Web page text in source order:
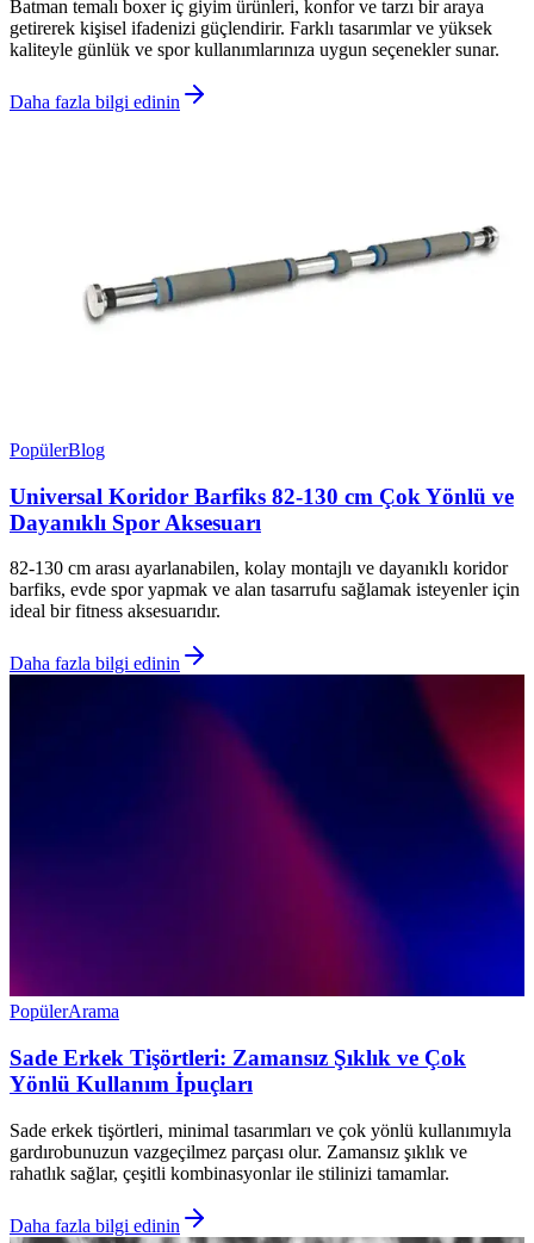
Batman temalı boxer iç giyim ürünleri, konfor ve tarzı bir araya
getirerek kişisel ifadenizi güçlendirir. Farklı tasarımlar ve yüksek
kaliteyle günlük ve spor kullanımlarınıza uygun seçenekler sunar.
Daha fazla bilgi edinin
PopülerBlog
Universal Koridor Barfiks 82-130 cm Çok Yönlü ve
Dayanıklı Spor Aksesuarı
82-130 cm arası ayarlanabilen, kolay montajlı ve dayanıklı koridor
barfiks, evde spor yapmak ve alan tasarrufu sağlamak isteyenler için
ideal bir fitness aksesuarıdır.
Daha fazla bilgi edinin
PopülerArama
Sade Erkek Tişörtleri: Zamansız Şıklık ve Çok
Yönlü Kullanım İpuçları
Sade erkek tişörtleri, minimal tasarımları ve çok yönlü kullanımıyla
gardırobunuzun vazgeçilmez parçası olur. Zamansız şıklık ve
rahatlık sağlar, çeşitli kombinasyonlar ile stilinizi tamamlar.
Daha fazla bilgi edinin